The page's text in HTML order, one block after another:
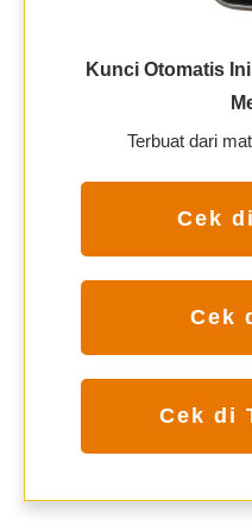
Kunci Otomatis
Terbuat dari
Cek
Cek
Cek di